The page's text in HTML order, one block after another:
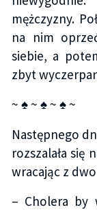
mężczyzny.
na nim
siebie, a
zbyt
~ ♠ ~ ♠ ~ ♠ ~
Następnego
rozszalała się
wracając z
– Cholera by